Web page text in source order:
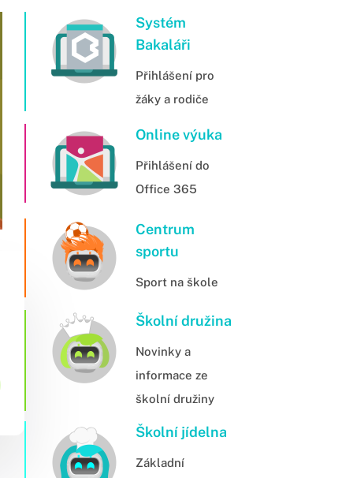
Systém
Bakaláři
Přihlášení pro
žáky a rodiče
Online výuka
Přihlášení do
Office 365
Centrum
sportu
Sport na škole
Školní družina
Novinky a
informace ze
školní družiny
Školní jídelna
Základní